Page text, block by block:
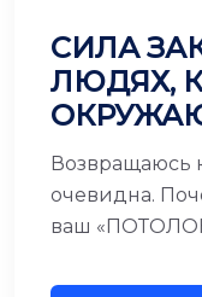
СИЛА
ЛЮДЯХ,
Возвращаюсь
очевидна.
ваш